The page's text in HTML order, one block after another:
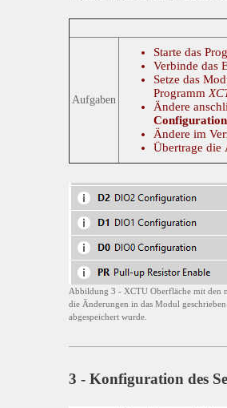
Aufgaben
Starte das
Verbinde das
Setze das
Programm
Ändere
Configuration
Ändere im
Übertrage die
Abbildung 3 - XCTU Oberfläche mit den
die Änderungen in das Modul
abgespeichert wurde.
3 - Konfiguration des